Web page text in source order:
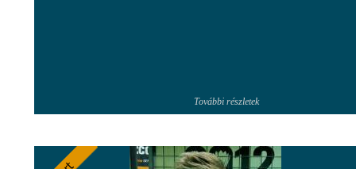
További részletek